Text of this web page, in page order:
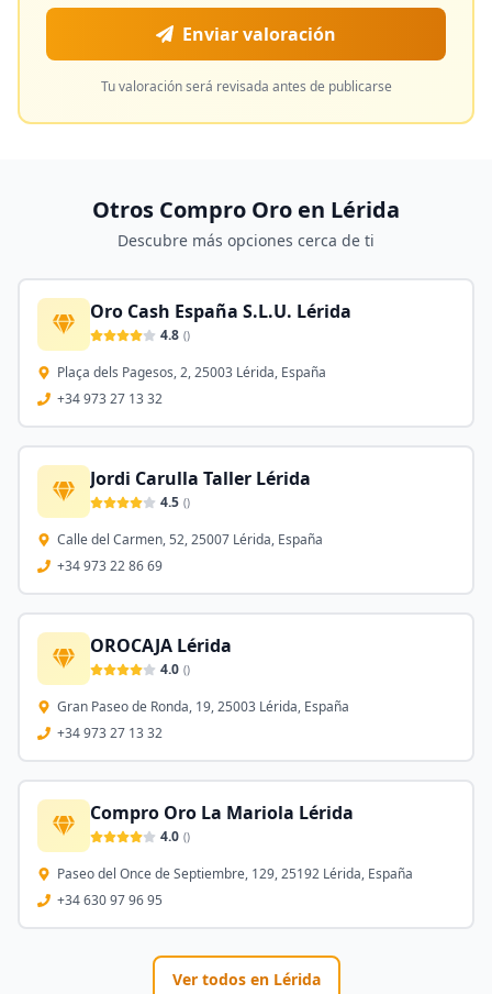
Enviar valoración
Tu valoración será revisada antes de publicarse
Otros Compro Oro en Lérida
Descubre más opciones cerca de ti
Oro Cash España S.L.U. Lérida
4.8 ()
Plaça dels Pagesos, 2, 25003 Lérida, España
+34 973 27 13 32
Jordi Carulla Taller Lérida
4.5 ()
Calle del Carmen, 52, 25007 Lérida, España
+34 973 22 86 69
OROCAJA Lérida
4.0 ()
Gran Paseo de Ronda, 19, 25003 Lérida, España
+34 973 27 13 32
Compro Oro La Mariola Lérida
4.0 ()
Paseo del Once de Septiembre, 129, 25192 Lérida, España
+34 630 97 96 95
Ver todos en Lérida